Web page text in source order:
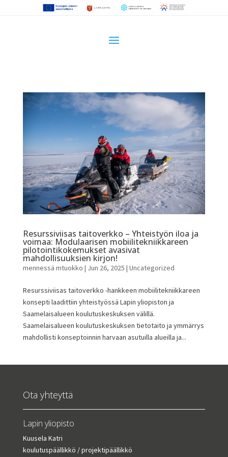
Resurssiviisas taitoverkko – Yhteistyön iloa ja
voimaa: Modulaarisen mobiilitekniikkareen
pilotointikokemukset avasivat
mahdollisuuksien kirjon!
mennessä mtuokko | Jun 26, 2025 | Uncategorized
Resurssiviisas taitoverkko -hankkeen mobiilitekniikkareen
konsepti laadittiin yhteistyössä Lapin yliopiston ja
Saamelaisalueen koulutuskeskuksen välillä.
Saamelaisalueen koulutuskeskuksen tietotaito ja ymmärrys
mahdollisti konseptoinnin harvaan asutuilla alueilla ja...
Ota yhteyttä
Lapin yliopisto
Kuusela Katri
koulutuspäällikkö / projektipäällikkö